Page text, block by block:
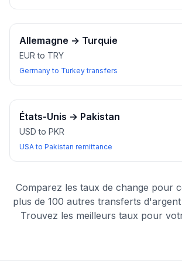
Allemagne → Turquie
EUR to TRY
Germany to Turkey transfers
États-Unis → Pakistan
USD to PKR
USA to Pakistan remittance
Comparez les taux de change pour
plus de 100 autres transferts
Trouvez les meilleurs taux pour